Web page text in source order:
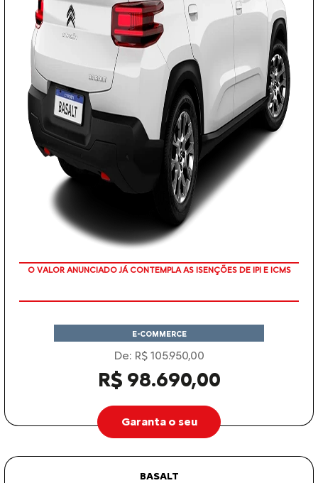
O VALOR ANUNCIADO JÁ CONTEMPLA AS ISENÇÕES DE IPI E ICMS
E-COMMERCE
De: R$ 105.950,00
R$ 98.690,00
Garanta o seu
BASALT